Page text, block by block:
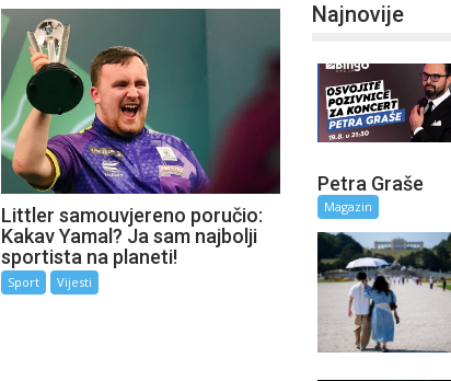
Littler samouvjereno poručio:
Kakav Yamal? Ja sam najbolji
sportista na planeti!
Sport Vijesti
Najnovije
Petra Graše
Magazin